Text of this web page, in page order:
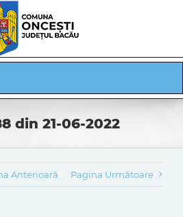
din 21-06-2022
Anterioară Pagina Următoare